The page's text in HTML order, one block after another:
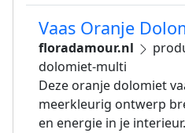
Vaas Oranje
floradamour.nl
dolomiet-multi
Deze oranje dolomiet
meerkleurig ontwerp
en energie in je